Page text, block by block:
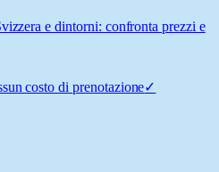
e dintorni: confronta prezzi e
costo di prenotazione✓